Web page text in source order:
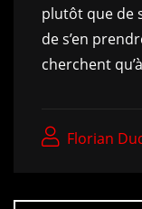
plutôt que de
de s’en
cherchent
Florian